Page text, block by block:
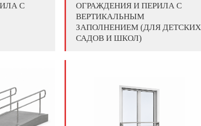
С
ОГРАЖДЕНИЯ И ПЕРИЛА С
ВЕРТИКАЛЬНЫМ
ЗАПОЛНЕНИЕМ (ДЛЯ ДЕТСКИХ
САДОВ И ШКОЛ)